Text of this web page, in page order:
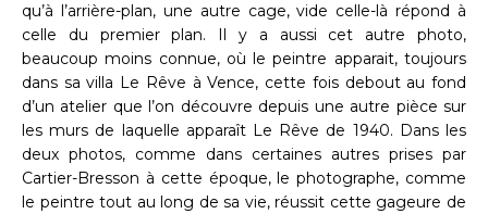
qu’à l’arrière-plan, une autre cage, vide celle-là répond à
celle du premier plan. Il y a aussi cet autre photo,
beaucoup moins connue, où le peintre apparait, toujours
dans sa villa Le Rêve à Vence, cette fois debout au fond
d’un atelier que l’on découvre depuis une autre pièce sur
les murs de laquelle apparaît Le Rêve de 1940. Dans les
deux photos, comme dans certaines autres prises par
Cartier-Bresson à cette époque, le photographe, comme
le peintre tout au long de sa vie, réussit cette gageure de